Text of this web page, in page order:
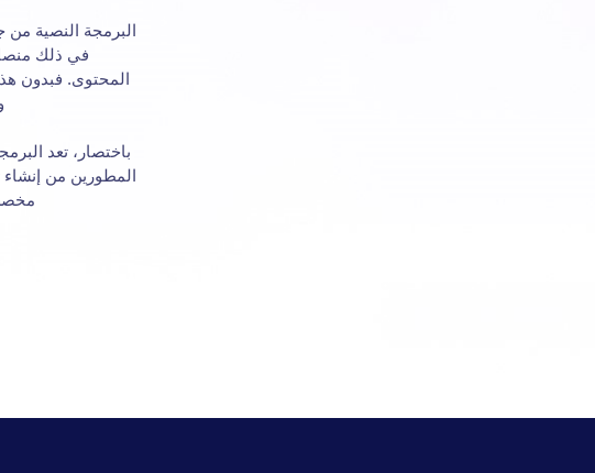
البرمجة النصية من
في ذلك
المحتوى. فبدون
باختصار، تعد
المطورين من إنشاء